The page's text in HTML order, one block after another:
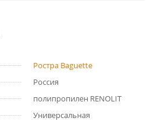
Ростра Baguette
Россия
полипропилен RENOLIT
Универсальная